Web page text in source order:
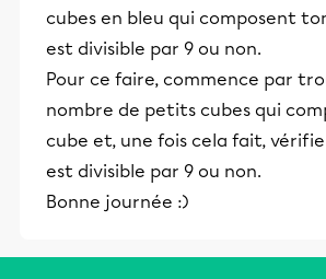
cubes en bleu qui composent
est divisible par 9 ou non.
Pour ce faire, commence par
nombre de petits cubes qui
cube et, une fois cela fait,
est divisible par 9 ou non.
Bonne journée :)